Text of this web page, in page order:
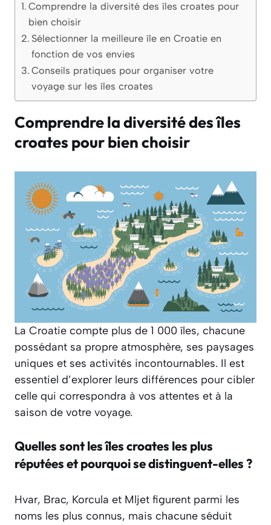
Comprendre la diversité des îles croates pour
bien choisir
Sélectionner la meilleure île en Croatie en
fonction de vos envies
Conseils pratiques pour organiser votre
voyage sur les îles croates
Comprendre la diversité des îles
croates pour bien choisir
La Croatie compte plus de 1 000 îles, chacune
possédant sa propre atmosphère, ses paysages
uniques et ses activités incontournables. Il est
essentiel d’explorer leurs différences pour cibler
celle qui correspondra à vos attentes et à la
saison de votre voyage.
Quelles sont les îles croates les plus
réputées et pourquoi se distinguent-elles ?
Hvar, Brac, Korcula et Mljet figurent parmi les
noms les plus connus, mais chacune séduit